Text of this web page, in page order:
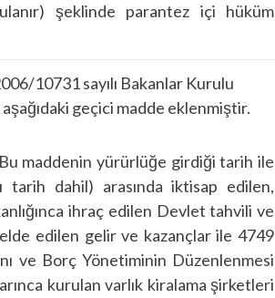
şeklinde parantez içi hüküm
10731 sayılı Bakanlar Kurulu
geçici madde eklenmiştir.
maddenin yürürlüğe girdiği tarih ile
tarih dahil) arasında iktisap edilen,
ihraç edilen Devlet tahvili ve
edilen gelir ve kazançlar ile 4749
ve Borç Yönetiminin Düzenlenmesi
kurulan varlık kiralama şirketleri